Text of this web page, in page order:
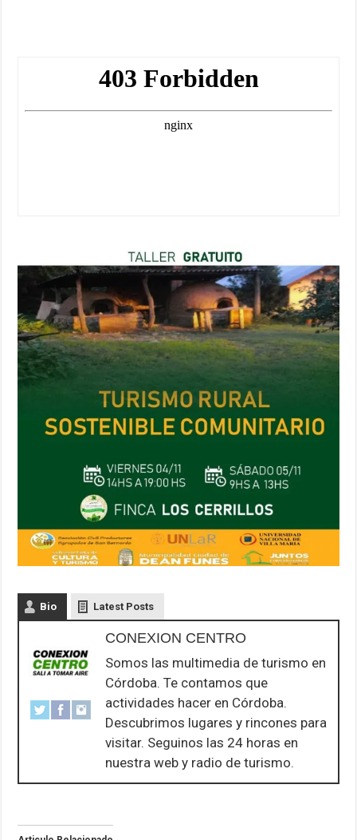
Bio Latest Posts
CONEXION CENTRO
Somos las multimedia de turismo en
Córdoba. Te contamos que
actividades hacer en Córdoba.
Descubrimos lugares y rincones para
visitar. Seguinos las 24 horas en
nuestra web y radio de turismo.